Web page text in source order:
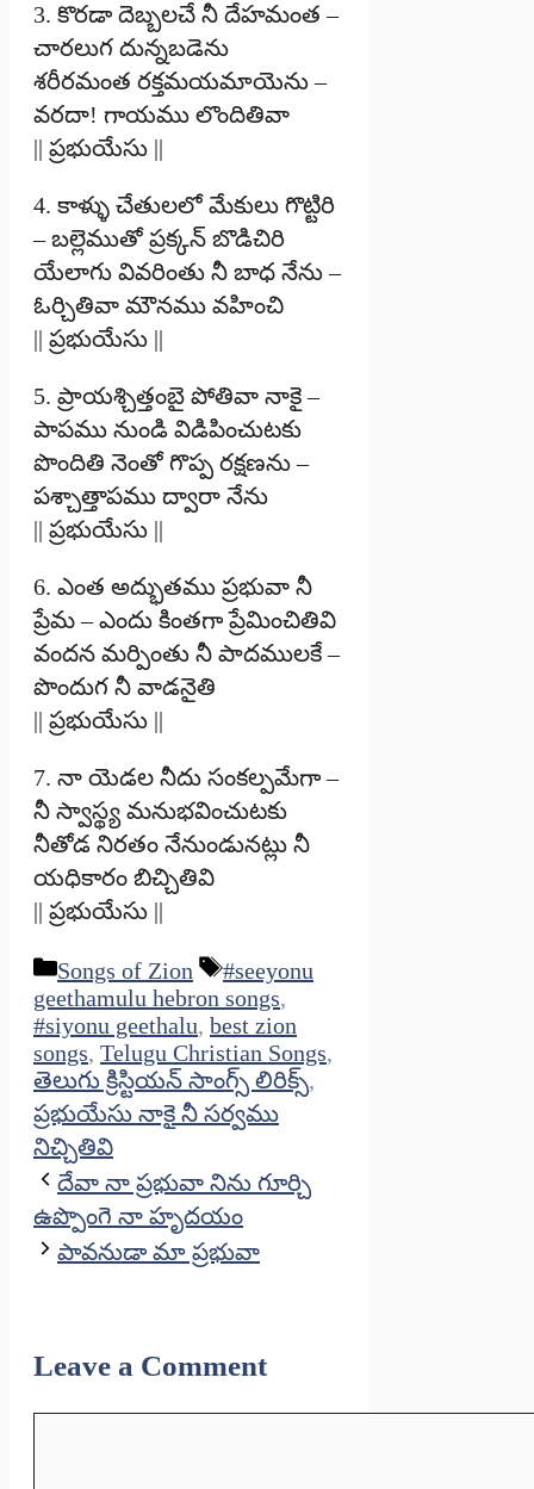
3. కొరడా దెబ్బలచే నీ దేహమంత –
చారలుగ దున్నబడెను
శరీరమంత రక్తమయమాయెను –
వరదా! గాయము లొందితివా
|| ప్రభుయేసు ||
4. కాళ్ళు చేతులలో మేకులు గొట్టిరి
– బల్లెముతో ప్రక్కన్ బొడిచిరి
యేలాగు వివరింతు నీ బాధ నేను –
ఓర్చితివా మౌనము వహించి
|| ప్రభుయేసు ||
5. ప్రాయశ్చిత్తంబై పోతివా నాకై –
పాపము నుండి విడిపించుటకు
పొందితి నెంతో గొప్ప రక్షణను –
పశ్చాత్తాపము ద్వారా నేను
|| ప్రభుయేసు ||
6. ఎంత అద్భుతము ప్రభువా నీ
ప్రేమ – ఎందు కింతగా ప్రేమించితివి
వందన మర్పింతు నీ పాదములకే –
పొందుగ నీ వాడనైతి
|| ప్రభుయేసు ||
7. నా యెడల నీదు సంకల్పమేగా –
నీ స్వాస్థ్య మనుభవించుటకు
నీతోడ నిరతం నేనుండునట్లు నీ
యధికారం బిచ్చితివి
|| ప్రభుయేసు ||
Categories
Songs of Zion Tags
#seeyonu
geethamulu hebron songs,
#siyonu geethalu, best zion
songs, Telugu Christian Songs,
తెలుగు క్రిస్టియన్ సాంగ్స్ లిరిక్స్,
ప్రభుయేసు నాకై నీ సర్వము
నిచ్చితివి
దేవా నా ప్రభువా నిను గూర్చి
ఉప్పొంగె నా హృదయం
పావనుడా మా ప్రభువా
Leave a Comment